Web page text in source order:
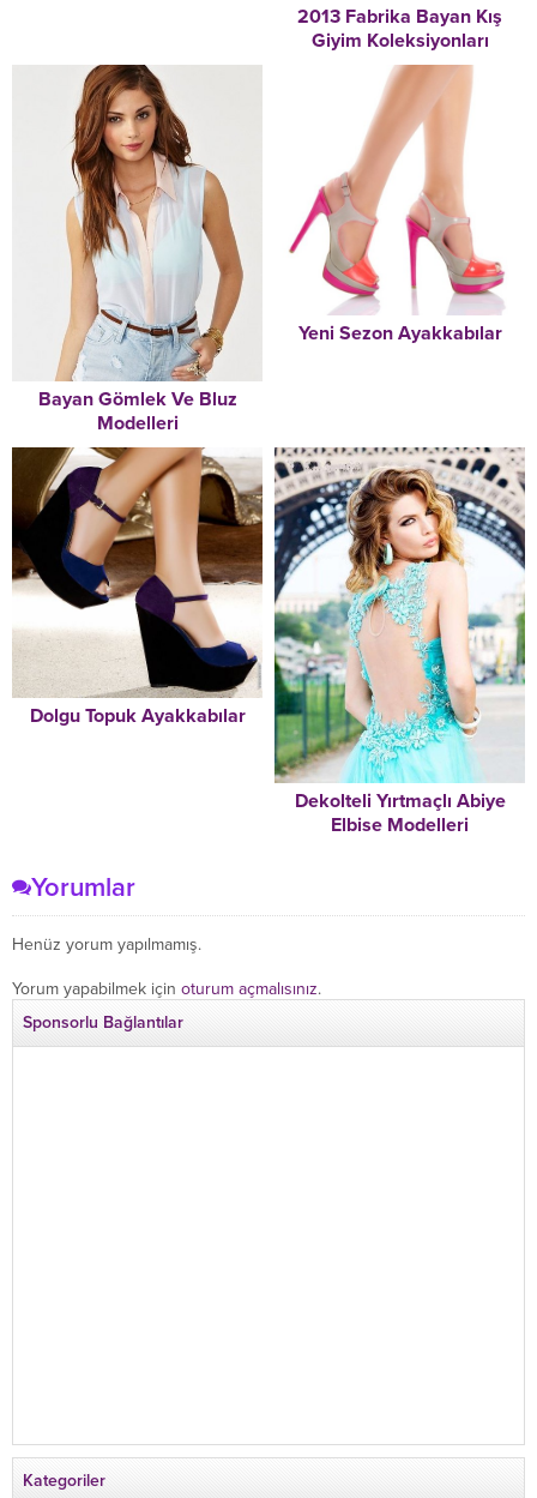
2013 Fabrika Bayan Kış
Giyim Koleksiyonları
Bayan Gömlek Ve Bluz
Modelleri
Yeni Sezon Ayakkabılar
Dolgu Topuk Ayakkabılar
Dekolteli Yırtmaçlı Abiye
Elbise Modelleri
Yorumlar
Henüz yorum yapılmamış.
Yorum yapabilmek için oturum açmalısınız.
Sponsorlu Bağlantılar
Kategoriler